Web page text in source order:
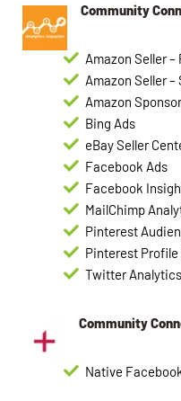
Community
Amazon Seller
Amazon Seller –
Amazon
Bing Ads
eBay Seller
Facebook Ads
Facebook
MailChimp
Pinterest
Pinterest
Twitter Analytics
Community
Native